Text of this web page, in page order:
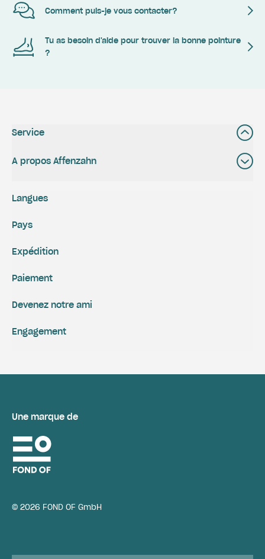
Comment puis-je vous contacter?
Tu as besoin d'aide pour trouver la bonne pointure
?
Service
A propos Affenzahn
Expédition
Paiement
Engagement
Devenez notre ami
Langues
Pays
Une marque de
© 2026 FOND OF GmbH